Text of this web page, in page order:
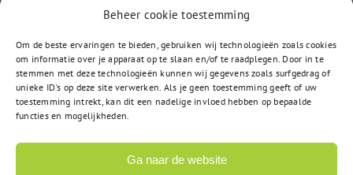
Beheer cookie toestemming
Om de beste ervaringen te bieden, gebruiken wij technologieën zoals cookies
om informatie over je apparaat op te slaan en/of te raadplegen. Door in te
stemmen met deze technologieën kunnen wij gegevens zoals surfgedrag of
unieke ID's op deze site verwerken. Als je geen toestemming geeft of uw
toestemming intrekt, kan dit een nadelige invloed hebben op bepaalde
functies en mogelijkheden.
Ga naar de website